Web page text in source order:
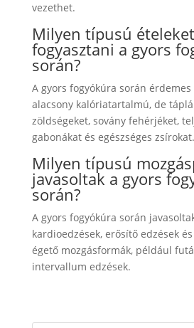
vezethet.
Milyen típusú
fogyasztani a gyors
során?
A gyors fogyókúra során
alacsony kalóriatartalmú, de
zöldségeket, sovány fehérjéket,
gabonákat és egészséges zsírokat.
Milyen típusú
javasoltak a gyors
során?
A gyors fogyókúra során
kardioedzések, erősítő edzések
égető mozgásformák, például
intervallum edzések.